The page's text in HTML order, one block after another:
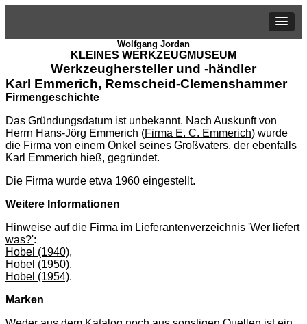
Wolfgang Jordan
KLEINES WERKZEUGMUSEUM
Werkzeughersteller und -händler
Karl Emmerich, Remscheid-Clemenshammer
Firmengeschichte
Das Gründungsdatum ist unbekannt. Nach Auskunft von
Herrn Hans-Jörg Emmerich (Firma E. C. Emmerich) wurde
die Firma von einem Onkel seines Großvaters, der ebenfalls
Karl Emmerich hieß, gegründet.
Die Firma wurde etwa 1960 eingestellt.
Weitere Informationen
Hinweise auf die Firma im Lieferantenverzeichnis 'Wer liefert
was?':
Hobel (1940),
Hobel (1950),
Hobel (1954).
Marken